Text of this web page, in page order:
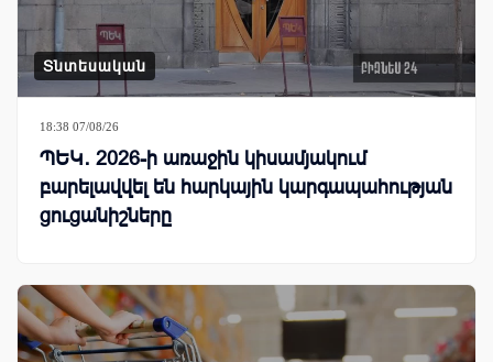
Տնտեսական
18:38 07/08/26
ՊԵԿ․ 2026-ի առաջին կիսամյակում
բարելավվել են հարկային կարգապահության
ցուցանիշները